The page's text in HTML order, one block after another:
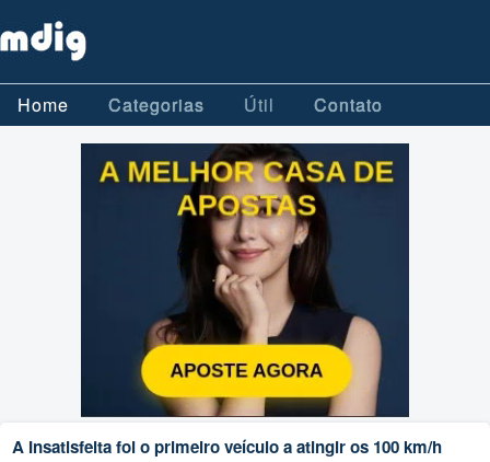
Home Categorias Útil Contato
A Insatisfeita foi o primeiro veículo a atingir os 100 km/h